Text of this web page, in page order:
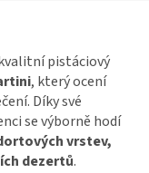
pistáciový
, který ocení
Díky své
se výborně hodí
vrstev,
dezertů.